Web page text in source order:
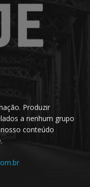
Produzir
a nenhum grupo
conteúdo